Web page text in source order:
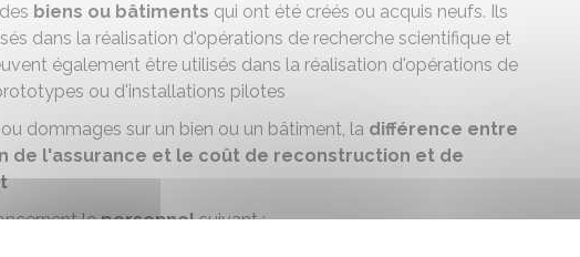
biens ou bâtiments qui ont été créés ou acquis neufs. Ils
dans la réalisation d'opérations de recherche scientifique et
également être utilisés dans la réalisation d'opérations de
ou d'installations pilotes
dommages sur un bien ou un bâtiment, la différence entre
de l'assurance et le coût de reconstruction et de
lepersonnelsuivant :